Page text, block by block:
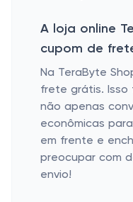
A loja online
cupom de
Na TeraByte
frete grátis. Isso
não apenas
econômicas
em frente e
preocupar com
envio!